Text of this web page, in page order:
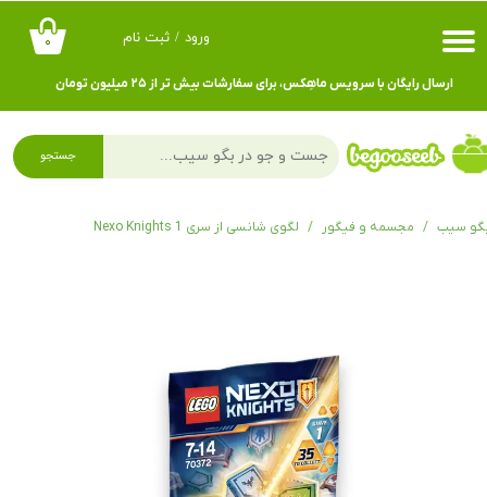
۰ ورود / ثبت نام
حساب کاربری من
تغییر گذر واژه
سفارشات
ارسال رایگان با سرویس ماهِکس، برای سفارشات بیش تر از ۲۵ میلیون تومان
جستجو
سیب مجسمه و فیگور لگوی شانسی از سری Nexo Knights 1